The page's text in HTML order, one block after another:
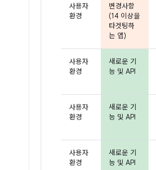
사용자
환경
변경사항
(14 이상을
타겟팅하
는 앱)
사용자
환경
새로운 기
능 및 API
사용자
환경
새로운 기
능 및 API
사용자
환경
새로운 기
능 및 API